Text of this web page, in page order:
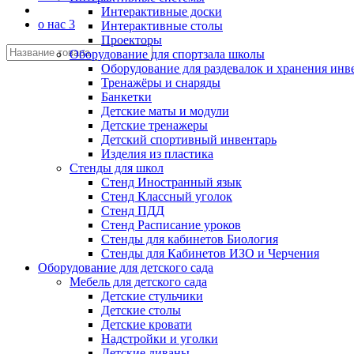
о нас 3
Интерактивные доски
Интерактивные столы
Проекторы
Оборудование для спортзала школы
Оборудование для раздевалок и хранения
Тренажёры и снаряды
Банкетки
Детские маты и модули
Детские тренажеры
Детский спортивный инвентарь
Изделия из пластика
Стенды для школ
Стенд Иностранный язык
Стенд Классный уголок
Стенд ПДД
Стенд Расписание уроков
Стенды для кабинетов Биология
Стенды для Кабинетов ИЗО и Черчения
Оборудование для детского сада
Мебель для детского сада
Детские стульчики
Детские столы
Детские кровати
Надстройки и уголки